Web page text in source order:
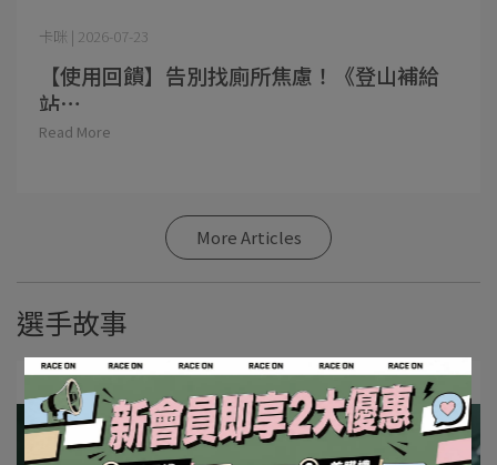
卡咪 | 2026-07-23
【使用回饋】告別找廁所焦慮！《登山補給
站⋯
Read More
More Articles
選手故事